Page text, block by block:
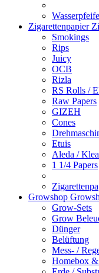
Zigarettenpapier
Smokings
Rips
Juicy
OCB
Rizla
RS Rolls /
Raw Papers
GIZEH
Cones
Etuis
Aleda /
1 1/4 Papers
Growshop
Grow-Sets
Grow
Dünger
Belüftung
Mess- /
Homebox